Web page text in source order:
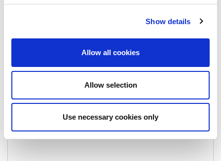
Show details
Allow all cookies
Allow selection
Use necessary cookies only
E-mail: